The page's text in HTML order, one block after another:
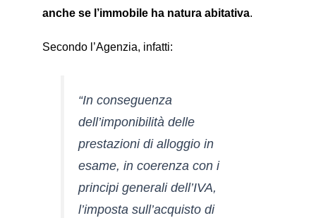
anche se l’immobile ha natura abitativa.
Secondo l’Agenzia, infatti:
“In conseguenza
dell’imponibilità delle
prestazioni di alloggio in
esame, in coerenza con i
principi generali dell’IVA,
l’imposta sull’acquisto di